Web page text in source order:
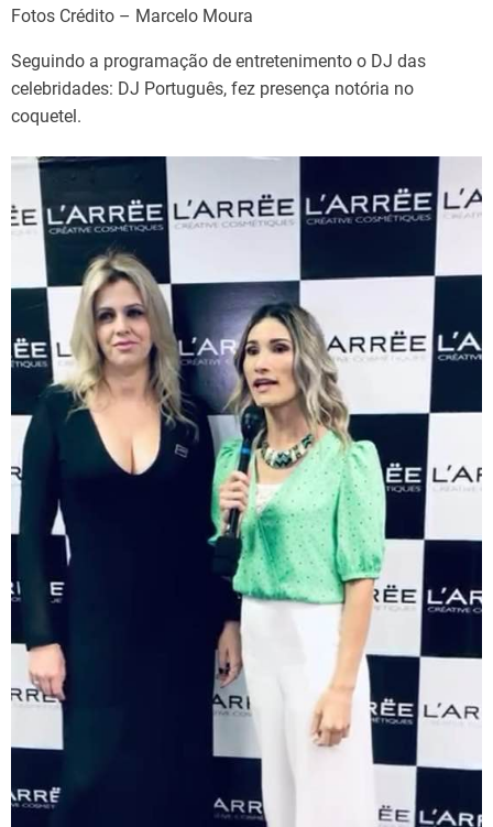
Fotos Crédito – Marcelo Moura
Seguindo a programação de entretenimento o DJ das
celebridades: DJ Português, fez presença notória no
coquetel.